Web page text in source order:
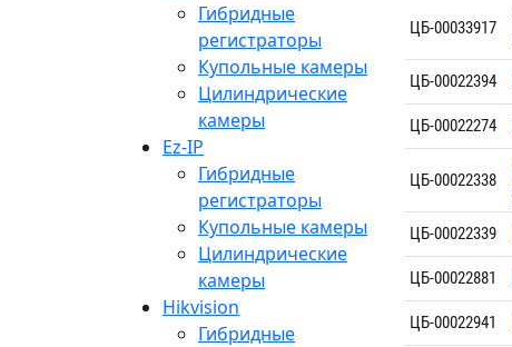
Гибридные
регистраторы
Купольные камеры
Цилиндрические
камеры
Ez-IP
Гибридные
регистраторы
Купольные камеры
Цилиндрические
камеры
Hikvision
Гибридные
ЦБ-00033917
ЦБ-00022394
ЦБ-00022274
ЦБ-00022338
ЦБ-00022339
ЦБ-00022881
ЦБ-00022941